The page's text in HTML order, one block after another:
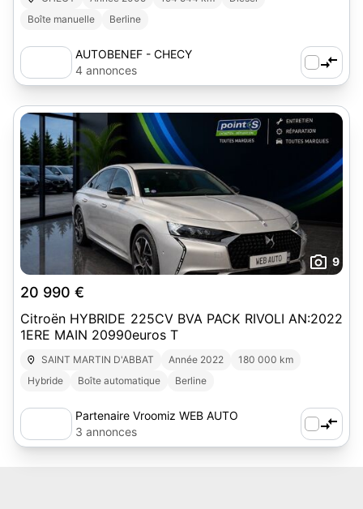
Boîte manuelle
Berline
AUTOBENEF - CHECY
4 annonces
9
20 990 €
Citroën HYBRIDE 225CV BVA PACK RIVOLI AN:2022
1ERE MAIN 20990euros T
SAINT MARTIN D'ABBAT Année 2022
180 000 km
Hybride
Boîte automatique Berline
Partenaire Vroomiz WEB AUTO
3 annonces